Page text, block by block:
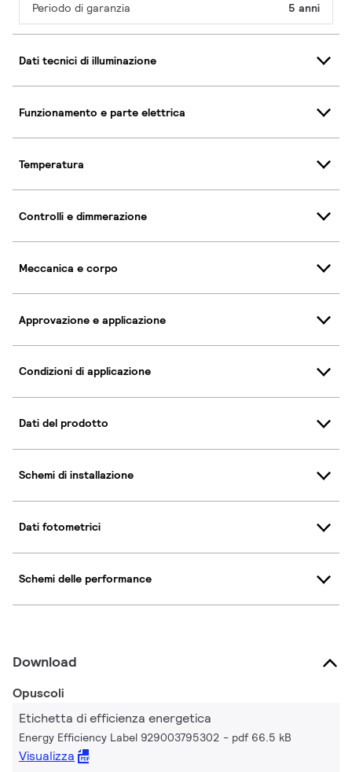
Periodo di garanzia 5 anni
Dati tecnici di illuminazione
Funzionamento e parte elettrica
Temperatura
Controlli e dimmerazione
Meccanica e corpo
Approvazione e applicazione
Condizioni di applicazione
Dati del prodotto
Schemi di installazione
Dati fotometrici
Schemi delle performance
Download
Opuscoli
Etichetta di efficienza energetica
Energy Efficiency Label 929003795302 pdf 66.5 kB
Visualizza